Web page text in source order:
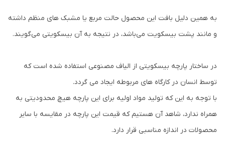
به همین دلیل بافت این محصول حالت مربع یا مشبک های منظم داشته
و مانند پشت بیسکویت می‌باشد، در نتیجه به آن بیسکویتی می‌گویند.
در ساختار پارچه بیسکویتی از الیاف مصنوعی استفاده شده است که
توسط انسان در کارگاه های مربوطه ایجاد می گردد.
با توجه به این که تولید مواد اولیه برای این پارچه هیچ محدودیتی به
همراه ندارد، شاهد آن هستیم که قیمت این پارچه در مقایسه با سایر
محصولات در اندازه مناسبی قرار دارد.